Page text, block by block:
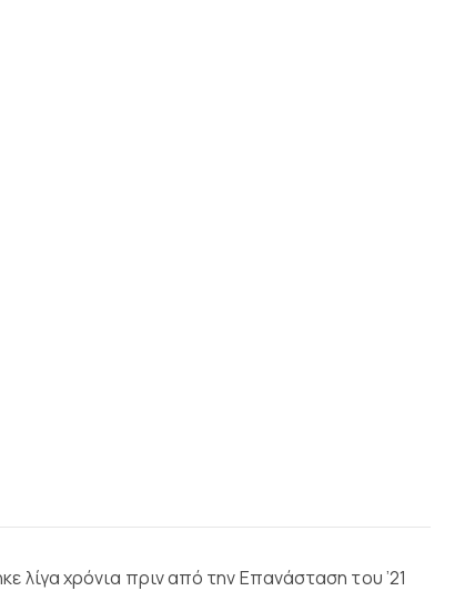
χρόνια πριν από την Επανάσταση του ’21